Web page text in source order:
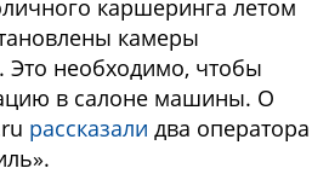
каршеринга летом
камеры
Это необходимо, чтобы
в салоне машины. О
рассказали два оператора